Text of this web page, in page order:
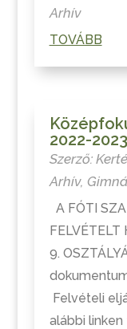
Arhív
TOVÁBB
2022-
Szerző:
Arhív,
A FÓTI
FELVÉTELT
9.
Felvételi
alábbi linken